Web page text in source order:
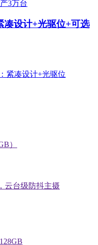
凑设计+光驱位+可选
云台级防抖主摄